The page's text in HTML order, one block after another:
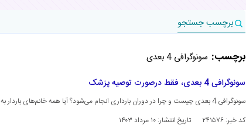
برچسب جستجو
برچسب: سونوگرافی 4 بعدی
سونوگرافی 4 بعدی، فقط درصورت توصیه پزشک
سونوگرافی 4 بعدی چیست و چرا در دوران بارداری انجام می‌شود؟ آیا همه خانم‌های باردار به این سونوگرافی نیاز دارند؟
کد خبر: ۲۴۱۵۷۶
تاریخ انتشار:۱۰ مرداد ۱۴۰۳